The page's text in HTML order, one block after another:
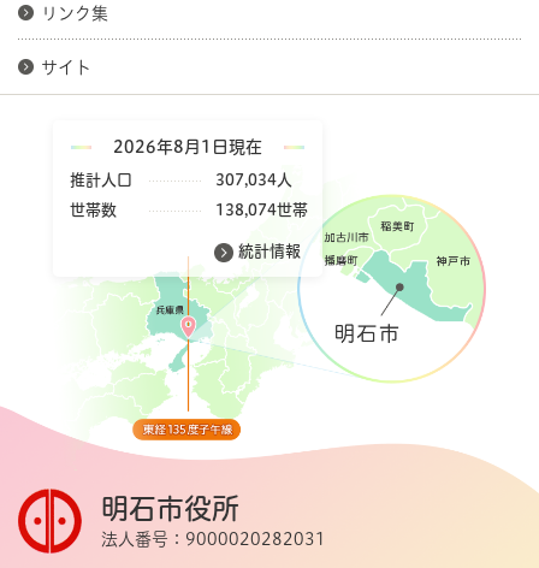
リンク集
サイト
2026年8月1日現在
推計人口
307,034人
世帯数
138,074世帯
統計情報
明石市役所
法人番号：9000020282031